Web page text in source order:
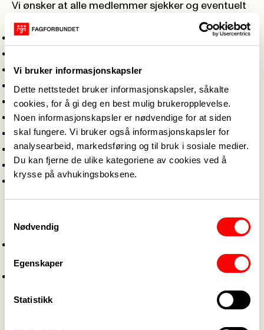
Vi bruker informasjonskapsler
Dette nettstedet bruker informasjonskapsler, såkalte
cookies, for å gi deg en best mulig brukeropplevelse.
Noen informasjonskapsler er nødvendige for at siden
skal fungere. Vi bruker også informasjonskapsler for
analysearbeid, markedsføring og til bruk i sosiale medier.
Du kan fjerne de ulike kategoriene av cookies ved å
krysse på avhukingsboksene.
Nødvendig
Egenskaper
Statistikk
Vi ønsker at alle medlemmer sjekker og eventuelt
oppdaterer følgende informasjon:
Navn
Adresse
Telefonnummer
Arbeidssted
Nåværende stilling
Stillingsprosent
Eventuelle andre arbeidsgivere
Eventuelle ulike vaktordninger
Eventuelle permisjoner og sykemeldinger
Vi anbefaler at dere installerer appen til
vi har om dere og selv gjøre endringer der.
Google Play
Fagforbundet medlem on the
Det er også mulig å oppdatere informasjonen ved